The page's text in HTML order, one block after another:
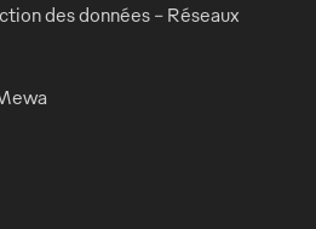
des données - Réseaux